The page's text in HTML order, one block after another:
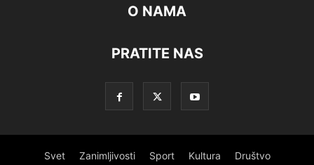
O NAMA
PRATITE NAS
Svet Zanimljivosti Sport Kultura Društvo